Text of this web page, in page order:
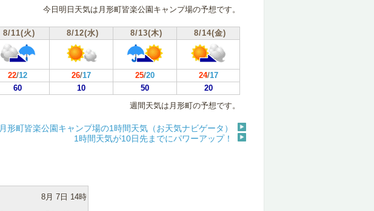
今日明日天気は月形町皆楽公園キャンプ場の予想です。
8/11(火) 8/12(水) 8/13(木) 8/14(金)
22/12 26/17 25/20 24/17
60 10 50
20
週間天気は月形町の予想です。
月形町皆楽公園キャンプ場の1時間天気（お天気ナビゲータ）
1時間天気が10日先までにパワーアップ！
8月 7日 14時